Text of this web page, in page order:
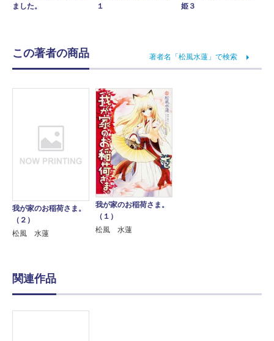
ました。
１
姫３
この著者の商品 著者名「松風水蓮」で検索
我が家のお稲荷さま。
（２）
松風 水蓮
我が家のお稲荷さま。
（１）
松風 水蓮
関連作品